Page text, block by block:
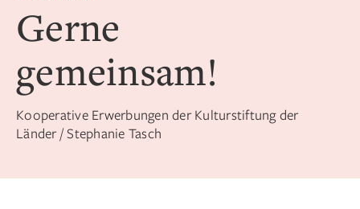
Gerne
gemeinsam!
Kooperative Erwerbungen der Kulturstiftung der
Länder / Stephanie Tasch